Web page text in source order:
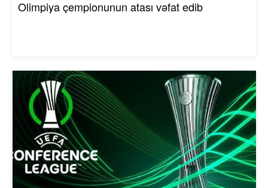
Olimpiya çempionunun atası vəfat edib